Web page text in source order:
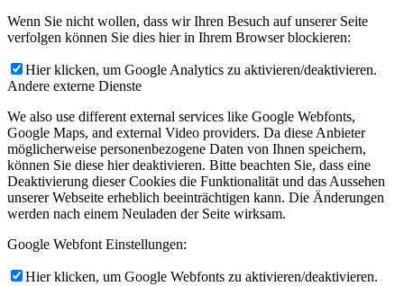
Wenn Sie nicht wollen, dass wir Ihren Besuch auf unserer Seite
verfolgen können Sie dies hier in Ihrem Browser blockieren:
Hier klicken, um Google Analytics zu aktivieren/deaktivieren.
Andere externe Dienste
We also use different external services like Google Webfonts,
Google Maps, and external Video providers. Da diese Anbieter
möglicherweise personenbezogene Daten von Ihnen speichern,
können Sie diese hier deaktivieren. Bitte beachten Sie, dass eine
Deaktivierung dieser Cookies die Funktionalität und das Aussehen
unserer Webseite erheblich beeinträchtigen kann. Die Änderungen
werden nach einem Neuladen der Seite wirksam.
Google Webfont Einstellungen:
Hier klicken, um Google Webfonts zu aktivieren/deaktivieren.